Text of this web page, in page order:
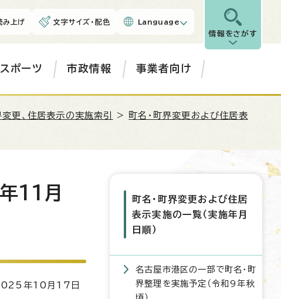
み上げ 文字サイズ・配色 Language
情報をさがす
ポーツ 市政情報 事業者向け
変更、住居表示の実施索引 > 町名・町界変更および住居表
11月
年10月17日
町名・町界変更および住居
表示実施の一覧（実施年月
日順）
名古屋市港区の一部で町名・町
界整理を実施予定（令和9年秋